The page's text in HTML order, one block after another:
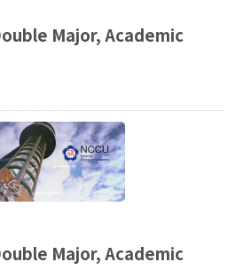
Major, Academic
Major, Academic